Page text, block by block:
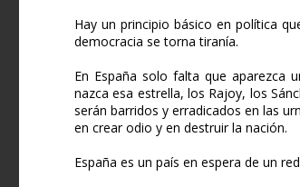
Hay un principio básico en política
democracia se torna tiranía.
En España solo falta que aparezca
nazca esa estrella, los Rajoy, los
serán barridos y erradicados en las
en crear odio y en destruir la nación.
España es un país en espera de un